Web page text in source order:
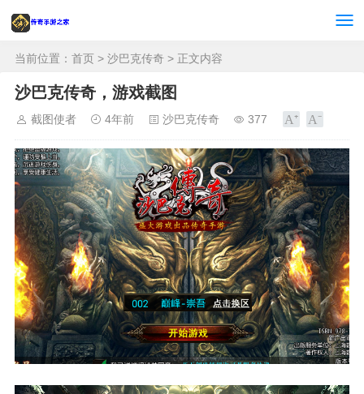
当前位置： 首页 > 沙巴克传奇 > 正文内容
沙巴克传奇，游戏截图
截图使者 4年前 沙巴克传奇 377